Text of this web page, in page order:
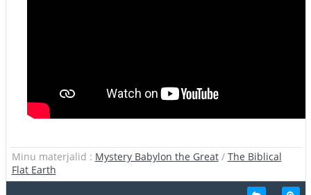
Minu materjalid : Mystery Babylon the Great/ The Biblical
Flat Earth